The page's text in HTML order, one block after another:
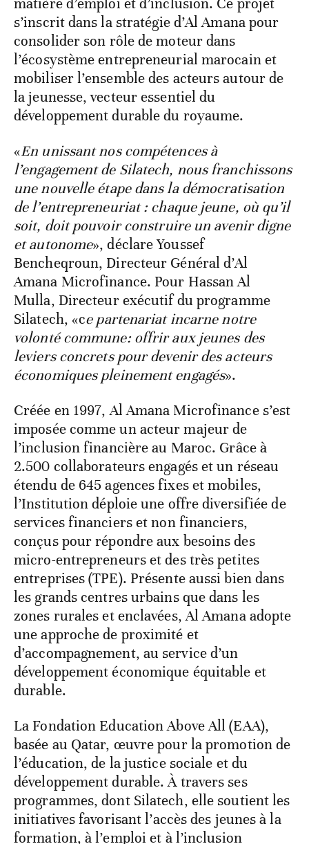
matière d’emploi et d’inclusion. Ce projet
s’inscrit dans la stratégie d’Al Amana pour
consolider son rôle de moteur dans
l’écosystème entrepreneurial marocain et
mobiliser l’ensemble des acteurs autour de
la jeunesse, vecteur essentiel du
développement durable du royaume.
«En unissant nos compétences à
l’engagement de Silatech, nous franchissons
une nouvelle étape dans la démocratisation
de l’entrepreneuriat : chaque jeune, où qu’il
soit, doit pouvoir construire un avenir digne
et autonome», déclare Youssef
Bencheqroun, Directeur Général d’Al
Amana Microfinance. Pour Hassan Al
Mulla, Directeur exécutif du programme
Silatech, «ce partenariat incarne notre
volonté commune: offrir aux jeunes des
leviers concrets pour devenir des acteurs
économiques pleinement engagés».
Créée en 1997, Al Amana Microfinance s’est
imposée comme un acteur majeur de
l’inclusion financière au Maroc. Grâce à
2.500 collaborateurs engagés et un réseau
étendu de 645 agences fixes et mobiles,
l’Institution déploie une offre diversifiée de
services financiers et non financiers,
conçus pour répondre aux besoins des
micro-entrepreneurs et des très petites
entreprises (TPE). Présente aussi bien dans
les grands centres urbains que dans les
zones rurales et enclavées, Al Amana adopte
une approche de proximité et
d’accompagnement, au service d’un
développement économique équitable et
durable.
La Fondation Education Above All (EAA),
basée au Qatar, œuvre pour la promotion de
l’éducation, de la justice sociale et du
développement durable. À travers ses
programmes, dont Silatech, elle soutient les
initiatives favorisant l’accès des jeunes à la
formation, à l’emploi et à l’inclusion